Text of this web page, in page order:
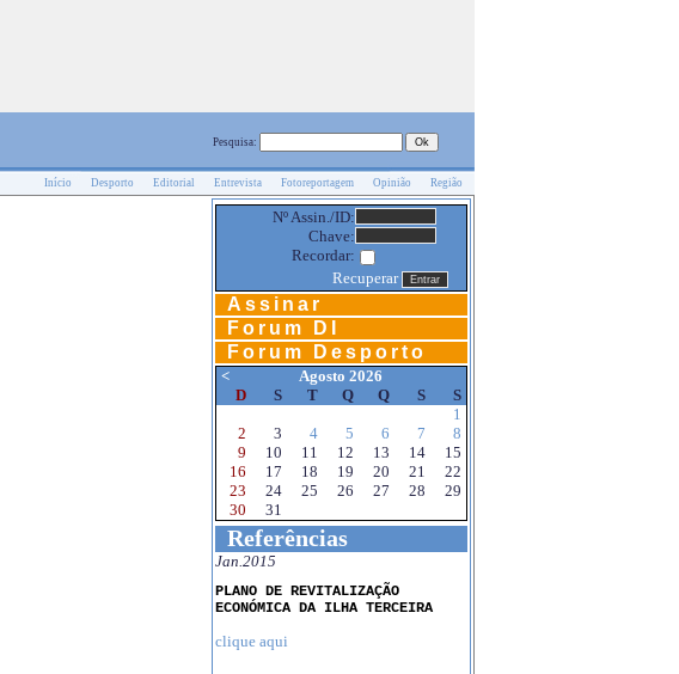
Pesquisa:
Início Desporto Editorial Entrevista Fotoreportagem Opinião Região
Nº Assin./ID:
Chave:
Recordar:
Recuperar
Assinar
Forum DI
Forum Desporto
<
Agosto 2026
D
S T Q Q S
S
1
2
3 4 5 6 7
8
9
10 11 12 13 14
15
16
17 18 19 20 21
22
23
24 25 26 27 28
29
30
31
Referências
Jan.2015
PLANO DE REVITALIZAÇÃO
ECONÓMICA DA ILHA TERCEIRA
clique aqui